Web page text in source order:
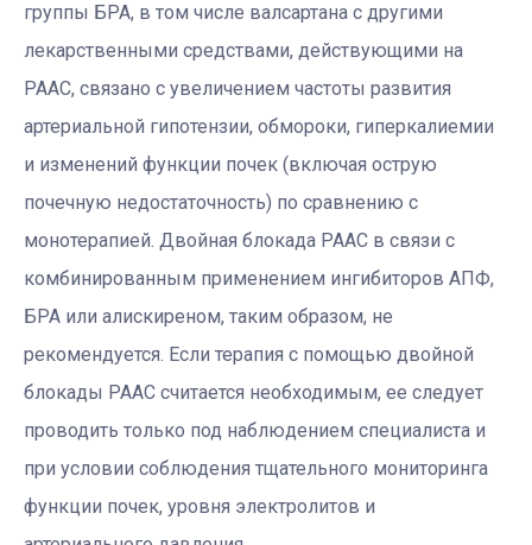
группы БРА, в том числе валсартана с другими
лекарственными средствами, действующими на
РААС, связано с увеличением частоты развития
артериальной гипотензии, обмороки, гиперкалиемии
и изменений функции почек (включая острую
почечную недостаточность) по сравнению с
монотерапией. Двойная блокада РААС в связи с
комбинированным применением ингибиторов АПФ,
БРА или алискиреном, таким образом, не
рекомендуется. Если терапия с помощью двойной
блокады РААС считается необходимым, ее следует
проводить только под наблюдением специалиста и
при условии соблюдения тщательного мониторинга
функции почек, уровня электролитов и